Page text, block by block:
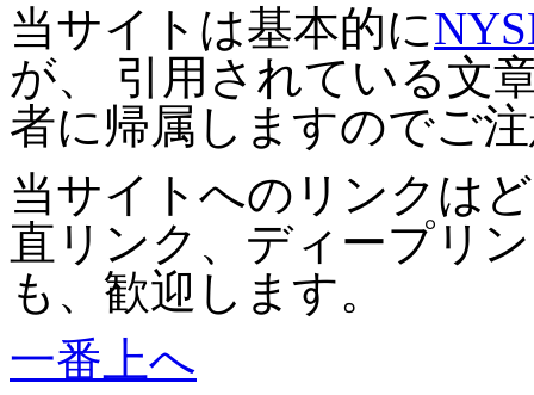
当サイトは基本的に
が、 引用されている文
者に帰属しますのでご
当サイトへのリンクは
直リンク、ディープリ
も、歓迎します。
一番上へ